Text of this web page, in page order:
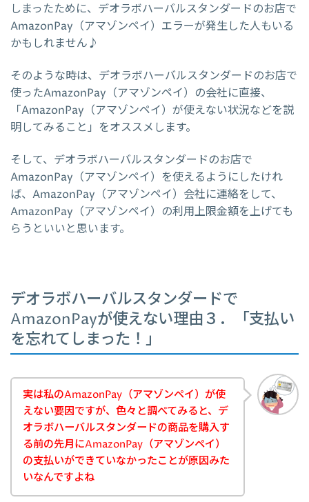
しまったために、デオラボハーバルスタンダードのお店で
AmazonPay（アマゾンペイ）エラーが発生した人もいる
かもしれません♪
そのような時は、デオラボハーバルスタンダードのお店で
使ったAmazonPay（アマゾンペイ）の会社に直接、
「AmazonPay（アマゾンペイ）が使えない状況などを説
明してみること」をオススメします。
そして、デオラボハーバルスタンダードのお店で
AmazonPay（アマゾンペイ）を使えるようにしたけれ
ば、AmazonPay（アマゾンペイ）会社に連絡をして、
AmazonPay（アマゾンペイ）の利用上限金額を上げても
らうといいと思います。
デオラボハーバルスタンダードで
AmazonPayが使えない理由３．「支払い
を忘れてしまった！」
実は私のAmazonPay（アマゾンペイ）が使
えない要因ですが、色々と調べてみると、デ
オラボハーバルスタンダードの商品を購入す
る前の先月にAmazonPay（アマゾンペイ）
の支払いができていなかったことが原因みた
いなんですよね